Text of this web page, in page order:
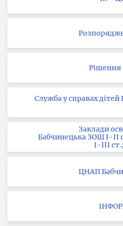
Рішення
Служба у справах дітей
Заклади
Бабчинецька ЗОШ І-
І-ІІІ
ЦНАП